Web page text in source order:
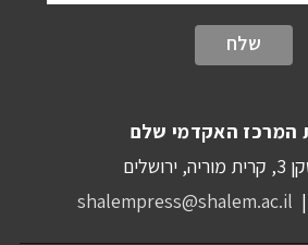
המרכז האקדמי שלם
shalempress@shalem.ac.il |